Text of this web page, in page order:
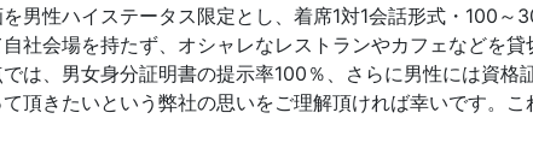
男性ハイステータス限定とし、着席1対1会話形式・100
社会場を持たず、オシャレなレストランやカフェなどを
は、男女身分証明書の提示率100％、さらに男性には資格
頂きたいという弊社の思いをご理解頂ければ幸いです。